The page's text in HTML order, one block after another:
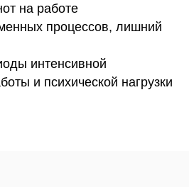
на работе
процессов, лишний
интенсивной
и психической нагрузки